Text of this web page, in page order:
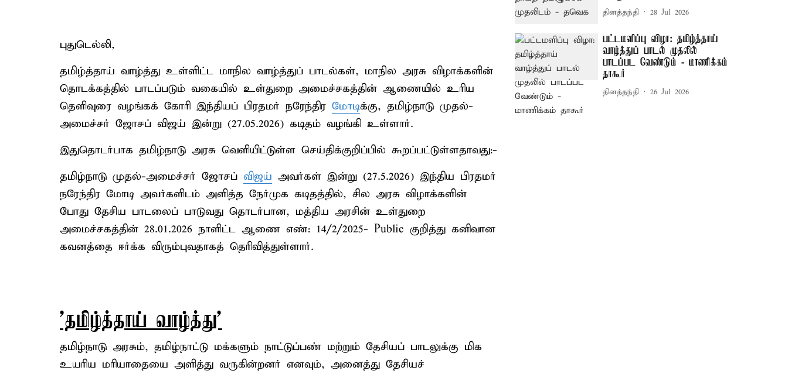
புதுடெல்லி,
தமிழ்த்தாய் வாழ்த்து உள்ளிட்ட மாநில வாழ்த்துப் பாடல்கள், மாநில அரசு விழாக்களின்
தொடக்கத்தில் பாடப்படும் வகையில் உள்துறை அமைச்சகத்தின் ஆணையில் உரிய
தெளிவுரை வழங்கக் கோரி இந்தியப் பிரதமர் நரேந்திர மோடிக்கு, தமிழ்நாடு முதல்-
அமைச்சர் ஜோசப் விஜய் இன்று (27.05.2026) கடிதம் வழங்கி உள்ளார்.
இதுதொடர்பாக தமிழ்நாடு அரசு வெளியிட்டுள்ள செய்திக்குறிப்பில் கூறப்பட்டுள்ளதாவது:-
தமிழ்நாடு முதல்-அமைச்சர் ஜோசப் விஜய் அவர்கள் இன்று (27.5.2026) இந்திய பிரதமர்
நரேந்திர மோடி அவர்களிடம் அளித்த நேர்முக கடிதத்தில், சில அரசு விழாக்களின்
போது தேசிய பாடலைப் பாடுவது தொடர்பான, மத்திய அரசின் உள்துறை
அமைச்சகத்தின் 28.01.2026 நாளிட்ட ஆணை எண்: 14/2/2025- Public குறித்து கனிவான
கவனத்தை ஈர்க்க விரும்புவதாகத் தெரிவித்துள்ளார்.
'தமிழ்த்தாய் வாழ்த்து'
தமிழ்நாடு அரசும், தமிழ்நாட்டு மக்களும் நாட்டுப்பண் மற்றும் தேசியப் பாடலுக்கு மிக
உயரிய மரியாதையை அளித்து வருகின்றனர் எனவும், அனைத்து தேசியச்
தினத்தந்தி 28 Jul 2026
பட்டமளிப்பு விழா: தமிழ்த்தாய்
வாழ்த்துப் பாடல் முதலில்
பாடப்பட வேண்டும் - மாணிக்கம்
தாகூர்
தினத்தந்தி 26 Jul 2026